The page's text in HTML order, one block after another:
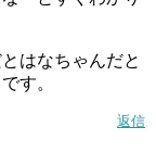
はなちゃんだと
す。
返信